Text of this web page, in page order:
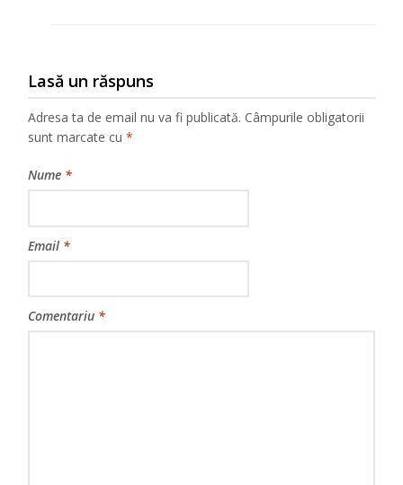
Lasă un răspuns
Adresa ta de email nu va fi publicată. Câmpurile obligatorii
sunt marcate cu*
Nume *
Email *
Comentariu *